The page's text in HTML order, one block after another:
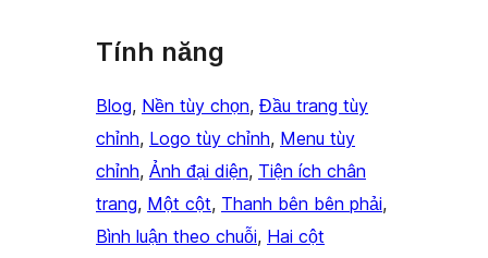
Tính năng
Blog, Nền tùy chọn, Đầu trang tùy
chỉnh, Logo tùy chỉnh, Menu tùy
chỉnh, Ảnh đại diện, Tiện ích chân
trang, Một cột, Thanh bên bên phải
Bình luận theo chuỗi, Hai cột